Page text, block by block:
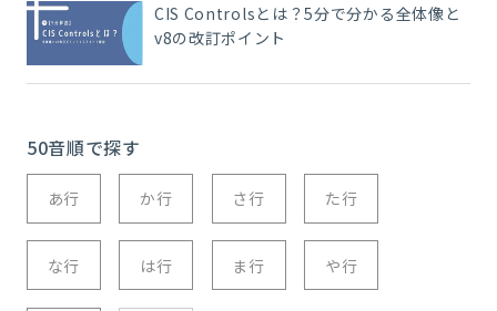
CIS Controlsとは？5分で分かる全体像と
v8の改訂ポイント
50音順で探す
あ行 か行 さ行 た行
な行 は行 ま行 や行